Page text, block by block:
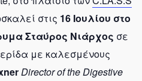
στις 16 Ιουλίου στο
Σταύρος Νιάρχος σε
με καλεσμένους
Director of the Digestive